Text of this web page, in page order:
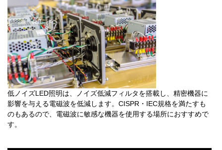
低ノイズLED照明は、ノイズ低減フィルタを搭載し、精密機器に
影響を与える電磁波を低減します。CISPR・IEC規格を満たすも
のもあるので、電磁波に敏感な機器を使用する場所におすすめで
す。